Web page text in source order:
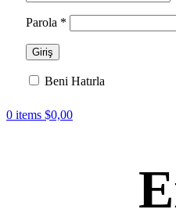
Parola *
Giriş
Beni Hatırla
0 items $0,00